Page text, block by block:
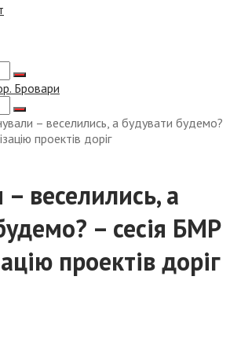
– веселились, а будувати будемо?
проектів доріг
веселились, а
– сесія БМР
проектів доріг